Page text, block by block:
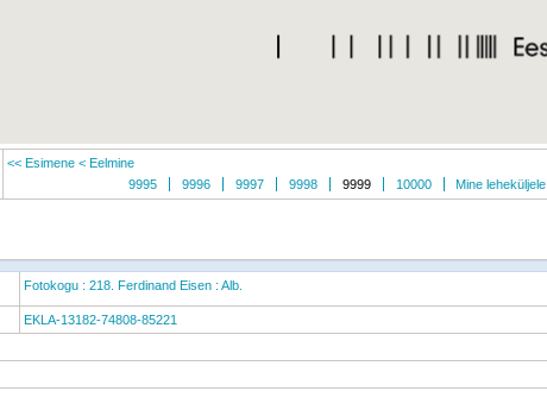
<< Esimene < Eelmine
9995
9996 9997 9998 9999 10000 Mine leheküljele
Fotokogu : 218. Ferdinand Eisen : Alb.
EKLA-13182-74808-85221